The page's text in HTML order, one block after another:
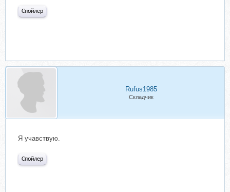
Спойлер
Rufus1985
Складчик
Я учавствую.
Спойлер